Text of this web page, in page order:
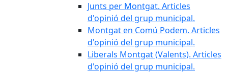
Junts per Montgat. Articles
d'opinió del grup municipal.
Montgat en Comú Podem. Articles
d'opinió del grup municipal.
Liberals Montgat (Valents). Articles
d'opinió del grup municipal.